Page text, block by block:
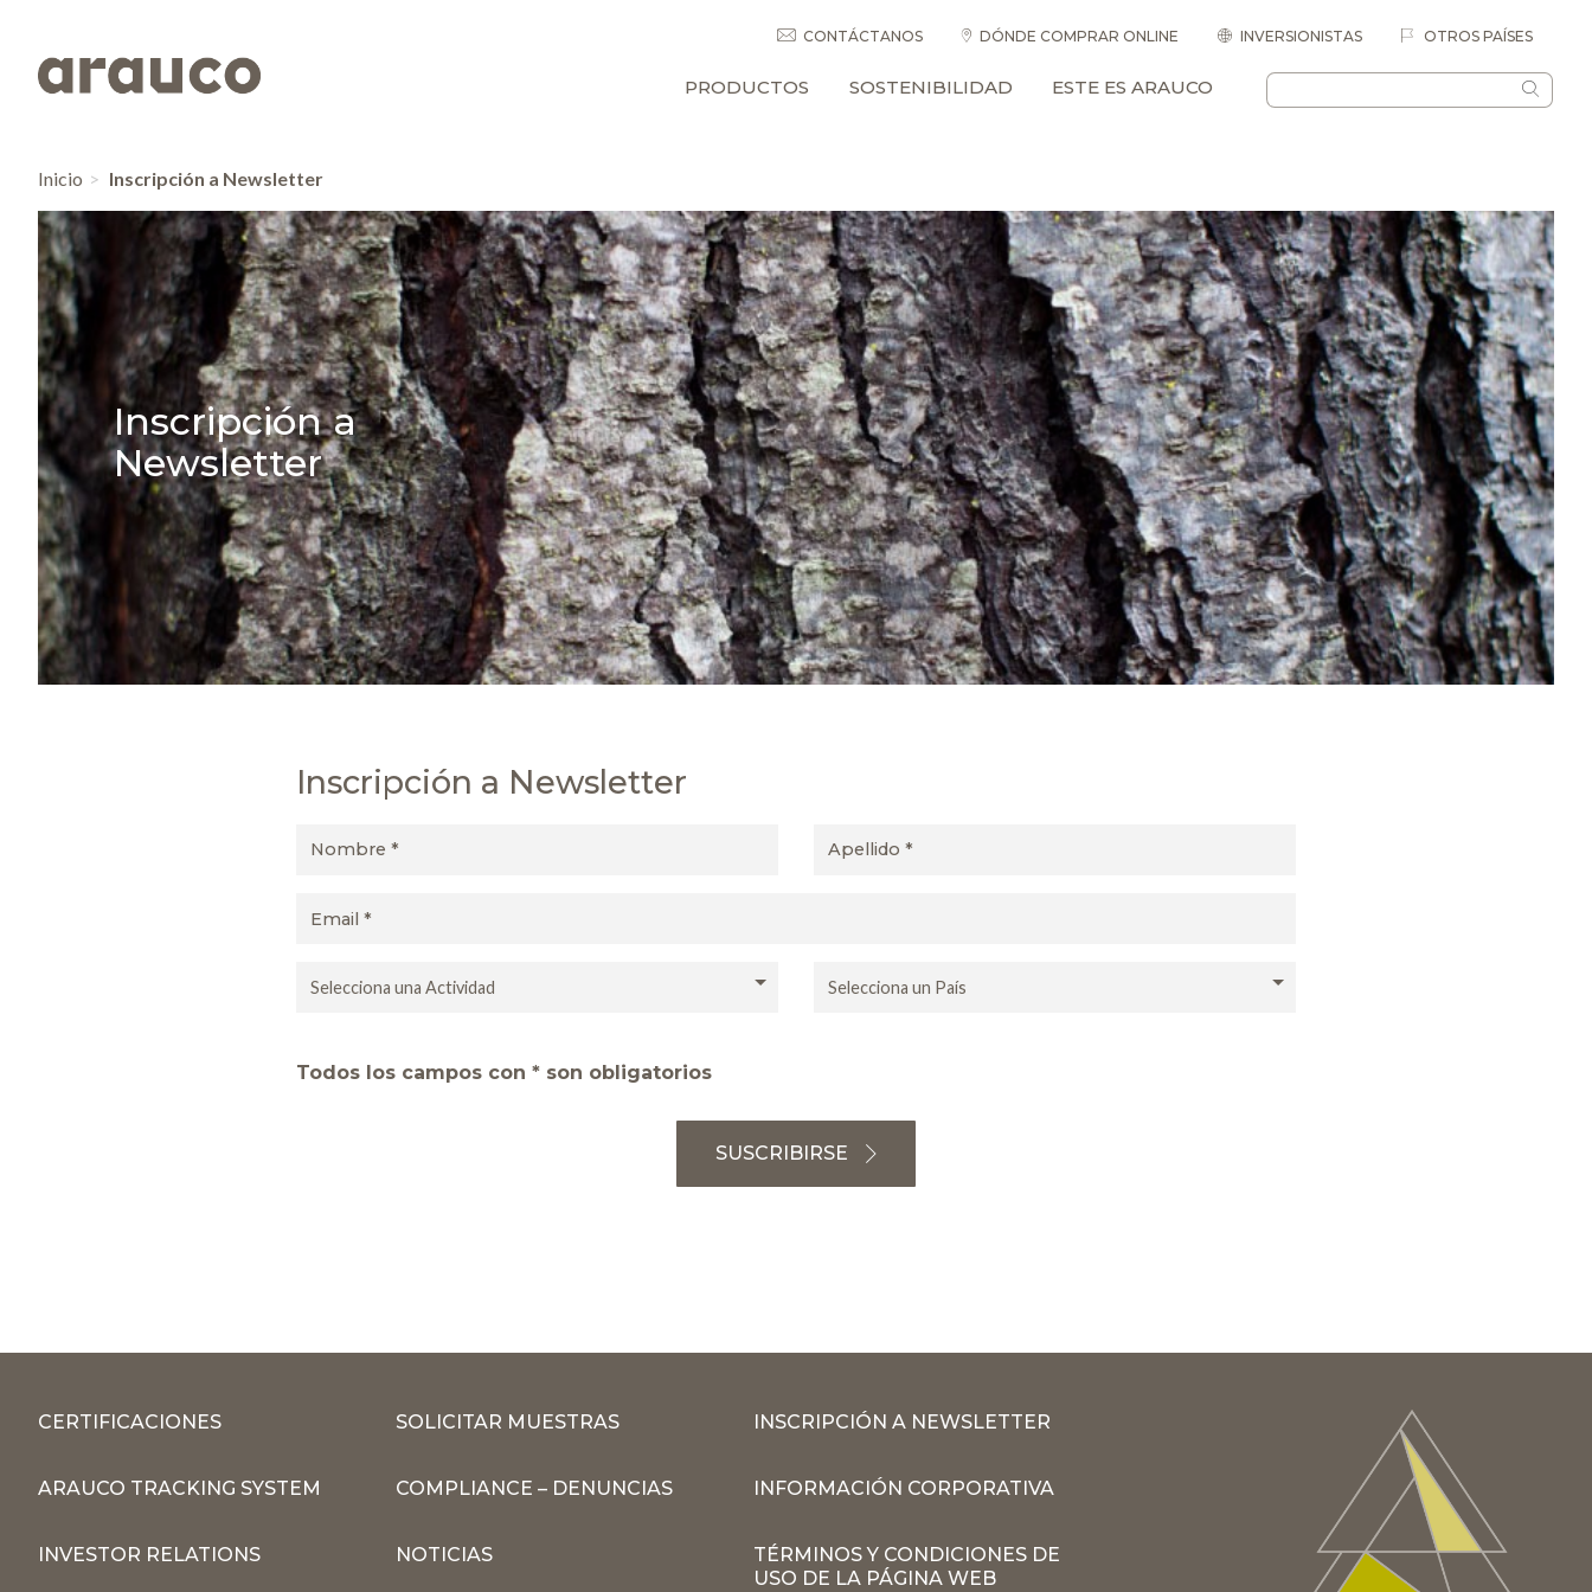
CONTÁCTANOS DÓNDE COMPRAR ONLINE INVERSIONISTAS OTROS PAÍSES
PRODUCTOS SOSTENIBILIDAD ESTE ES ARAUCO
Inicio Inscripción a Newsletter
Inscripción a
Newsletter
Inscripción a Newsletter
Todos los campos con * son obligatorios
SUSCRIBIRSE
CERTIFICACIONES SOLICITAR MUESTRAS INSCRIPCIÓN A NEWSLETTER
ARAUCO TRACKING SYSTEM COMPLIANCE – DENUNCIAS INFORMACIÓN CORPORATIVA
INVESTOR RELATIONS NOTICIAS
TÉRMINOS Y CONDICIONES DE
USO DE LA PÁGINA WEB